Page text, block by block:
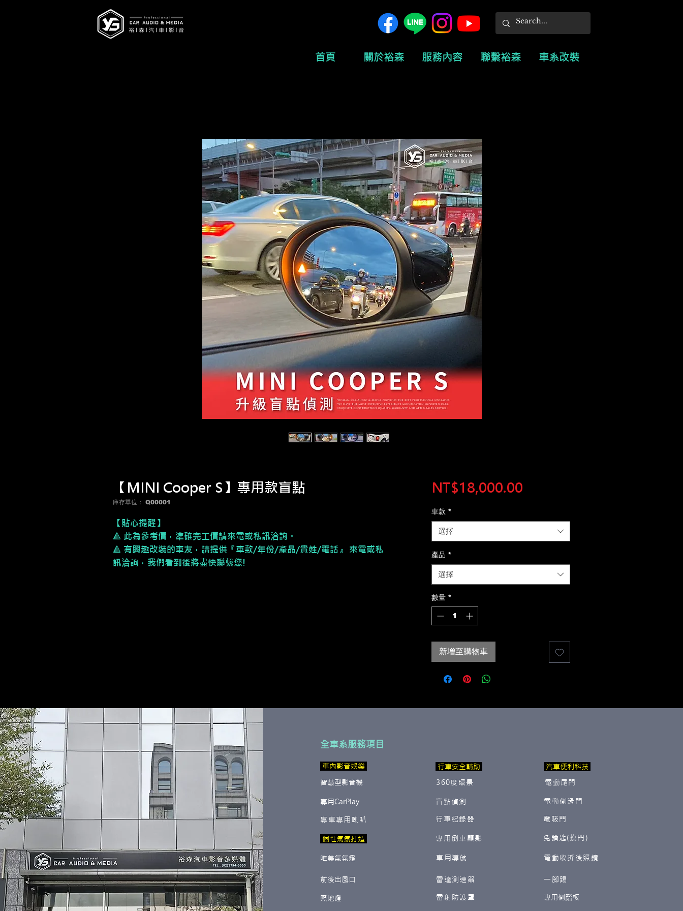
首頁 關於裕森 服務內容 聯繫裕森 車系改裝
【MINI Cooper S】專用款盲點
庫存單位： Q00001
【貼心提醒】
🔺 此為參考價， 準確完工價請來電或私訊洽詢。
🔺 有興趣改裝的車友，請提供『車款/年份/產品/貴姓/電話』 來電或私
訊洽詢，我們看到後將盡快聯繫您!
NT$18,000.00價
車款 *
選擇
產品 *
選擇
數量 *
新增至購物車
全車系服務項目
​ 車內影音娛樂
智慧型影音機
行車安全輔助
360度環景
專用CarPlay
專車專用喇叭
盲點偵測
行車紀錄器
專用倒車顯影
​ 個性氣氛打造
唯美氣氛燈 車用導航
汽車便利科技
電動尾門
電動側滑門
電吸門
免鑰匙(摸門)
電動收折後照鏡
前後出風口 雷達測速器
照地燈 雷射防護罩
一腳踢
​專用側踏板